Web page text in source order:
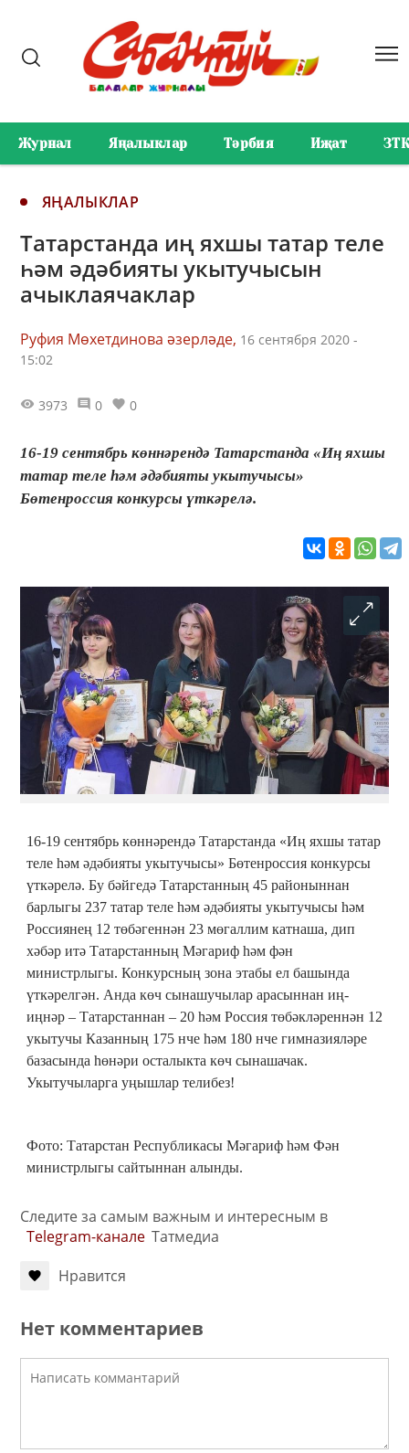
Журнал Яңалыклар Тәрбия Иҗат ЗТК
ЯҢАЛЫКЛАР
Татарстанда иң яхшы татар теле
һәм әдәбияты укытучысын
ачыклаячаклар
Руфия Мөхетдинова әзерләде, 16 сентября 2020 -
15:02
3973 0 0
16-19 сентябрь көннәрендә Татарстанда «Иң яхшы
татар теле һәм әдәбияты укытучысы»
Бөтенроссия конкурсы үткәрелә.
16-19 сентябрь көннәрендә Татарстанда «Иң яхшы татар
теле һәм әдәбияты укытучысы» Бөтенроссия конкурсы
үткәрелә. Бу бәйгедә Татарстанның 45 районыннан
барлыгы 237 татар теле һәм әдәбияты укытучысы һәм
Россиянең 12 төбәгеннән 23 мөгаллим катнаша, дип
хәбәр итә Татарстанның Мәгариф һәм фән
министрлыгы. Конкурсның зона этабы ел башында
үткәрелгән. Анда көч сынашучылар арасыннан иң-
иңнәр – Татарстаннан – 20 һәм Россия төбәкләреннән 12
укытучы Казанның 175 нче һәм 180 нче гимназияләре
базасында һөнәри осталыкта көч сынашачак.
Укытучыларга уңышлар телибез!
Фото: Татарстан Республикасы Мәгариф һәм Фән
министрлыгы сайтыннан алынды.
Следите за самым важным и интересным в
Telegram-канале Татмедиа
Нравится
Нет комментариев